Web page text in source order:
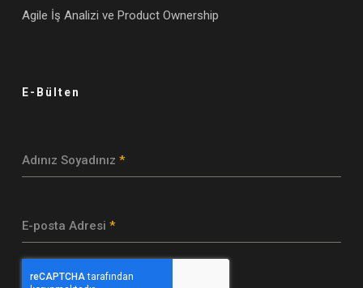
Agile İş Analizi ve Product Ownership
E-Bülten
Adınız Soyadınız *
E-posta Adresi *